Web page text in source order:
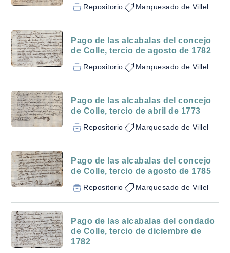
Repositorio Marquesado de Villel
Pago de las alcabalas del concejo
de Colle, tercio de agosto de 1782
Repositorio Marquesado de Villel
Pago de las alcabalas del concejo
de Colle, tercio de abril de 1773
Repositorio Marquesado de Villel
Pago de las alcabalas del concejo
de Colle, tercio de agosto de 1785
Repositorio Marquesado de Villel
Pago de las alcabalas del condado
de Colle, tercio de diciembre de
1782